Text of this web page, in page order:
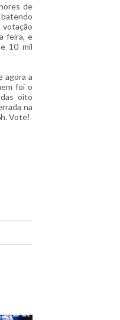
de
votação
feira, e
10 mil
agora a
foi o
oito
na
Vote!